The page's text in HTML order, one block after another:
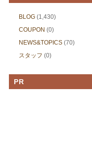
BLOG(1,430)
COUPON (0)
NEWS&TOPICS(70)
スタッフ (0)
PR